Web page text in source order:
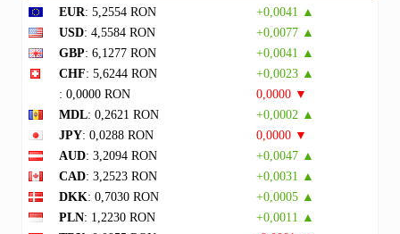
EUR: 5,2554 RON
+0,0041 ▲
USD: 4,5584 RON
+0,0077 ▲
GBP: 6,1277 RON
+0,0041 ▲
CHF: 5,6244 RON
+0,0023 ▲
: 0,0000 RON
0,0000 ▼
MDL: 0,2621 RON
+0,0002 ▲
JPY: 0,0288 RON
0,0000 ▼
AUD: 3,2094 RON
+0,0047 ▲
CAD: 3,2523 RON
+0,0031 ▲
DKK: 0,7030 RON
+0,0005 ▲
PLN: 1,2230 RON
+0,0011 ▲